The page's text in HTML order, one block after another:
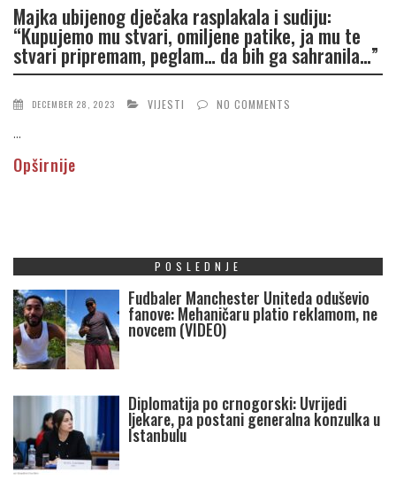
Majka ubijenog dječaka rasplakala i sudiju:
“Kupujemo mu stvari, omiljene patike, ja mu te
stvari pripremam, peglam… da bih ga sahranila…”
DECEMBER 28, 2023 VIJESTI NO COMMENTS
...
Opširnije
POSLEDNJE
Fudbaler Manchester Uniteda oduševio
fanove: Mehaničaru platio reklamom, ne
novcem (VIDEO)
Diplomatija po crnogorski: Uvrijedi
ljekare, pa postani generalna konzulka u
Istanbulu